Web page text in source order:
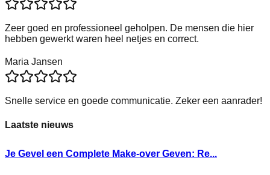
Zeer goed en professioneel geholpen. De mensen die hier
hebben gewerkt waren heel netjes en correct.
Maria Jansen
Snelle service en goede communicatie. Zeker een aanrader!
Laatste nieuws
Je Gevel een Complete Make-over Geven: Re...